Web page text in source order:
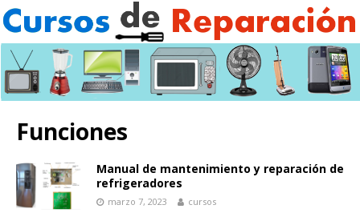
Funciones
Manual de mantenimiento y reparación de
refrigeradores
marzo 7, 2023 cursos